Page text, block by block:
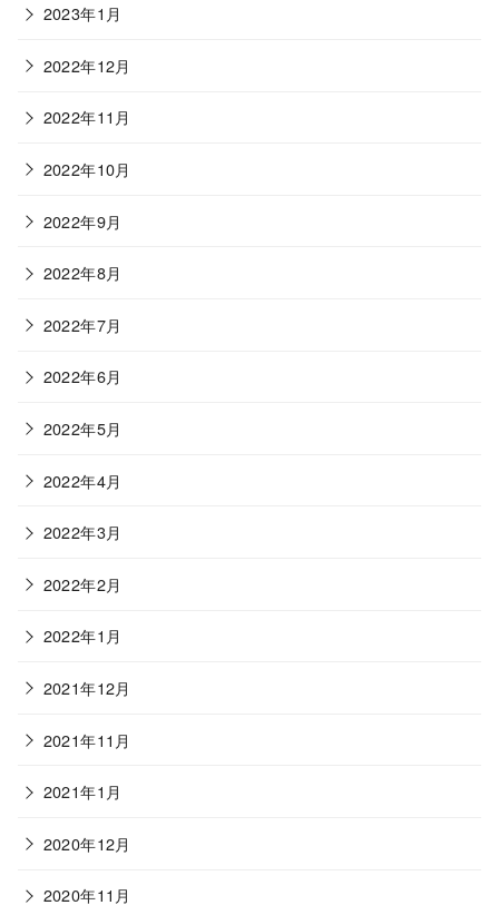
2023年1月
2022年12月
2022年11月
2022年10月
2022年9月
2022年8月
2022年7月
2022年6月
2022年5月
2022年4月
2022年3月
2022年2月
2022年1月
2021年12月
2021年11月
2021年1月
2020年12月
2020年11月